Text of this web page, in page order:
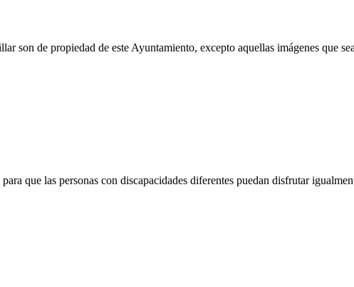
son de propiedad de este Ayuntamiento, excepto aquellas imágenes que
que las personas con discapacidades diferentes puedan disfrutar